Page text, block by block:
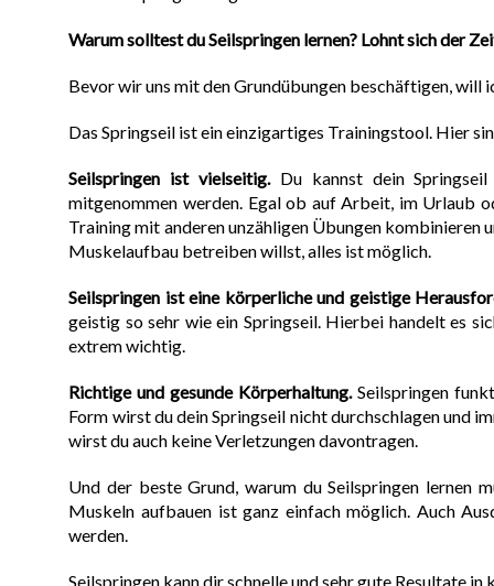
Warum solltest du Seilspringen lernen? Lohnt sich der
Bevor wir uns mit den Grundübungen beschäftigen, will
Das Springseil ist ein einzigartiges Trainingstool. Hier
Seilspringen ist vielseitig.Du kannst dein Springseil
mitgenommen werden. Egal ob auf Arbeit, im Urlaub
Training mit anderen unzähligen Übungen kombinieren
Muskelaufbau betreiben willst, alles ist möglich.
Seilspringen ist eine körperliche und geistige
geistig so sehr wie ein Springseil. Hierbei handelt es
extrem wichtig.
Richtige und gesunde Körperhaltung.Seilspringen
Form wirst du dein Springseil nicht durchschlagen und
wirst du auch keine Verletzungen davontragen.
Und der beste Grund, warum du Seilspringen lernen
Muskeln aufbauen ist ganz einfach möglich. Auch
werden.
Seilspringen kann dir schnelle und sehr gute Resultate